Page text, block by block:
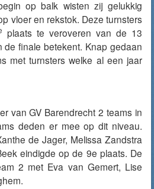
op balk wisten zij gelukkig
vloer en rekstok. Deze turnsters
plaats te veroveren van de 13
de finale betekent. Knap gedaan
met turnsters welke al een jaar
van GV Barendrecht 2 teams in
deden er mee op dit niveau.
de Jager, Melissa Zandstra
eindigde op de 9e plaats. De
2 met Eva van Gemert, Lise